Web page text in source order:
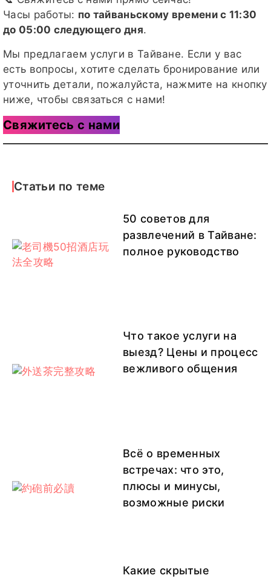
Часы работы: по тайваньскому времени с 11:30
до 05:00 следующего дня.
Мы предлагаем услуги в Тайване. Если у вас
есть вопросы, хотите сделать бронирование или
уточнить детали, пожалуйста, нажмите на кнопку
ниже, чтобы связаться с нами!
Свяжитесь с нами
Статьи по теме
50 советов для
развлечений в Тайване:
полное руководство
Что такое услуги на
выезд? Цены и процесс
вежливого общения
Всё о временных
встречах: что это,
плюсы и минусы,
возможные риски
Какие скрытые